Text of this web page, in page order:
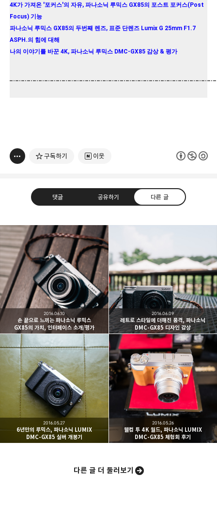
4K가 가져온 '포커스'의 자유, 파나소닉 루믹스 GX85의 포스트 포커스(Post
Focus) 기능
파나소닉 루믹스 GX85의 두번째 렌즈, 표준 단렌즈 Lumix G 25mm F1.7
ASPH.의 힘에 대해
나의 이야기를 바꾼 4K, 파나소닉 루믹스 DMC-GX85 감상 & 평가
구독하기 이웃
댓글 공유하기 다른 글
빛으로 쓴 편지
분야 크리에이터
여행하고 사진을 찍습니다. 생각을 덧붙입니다.
구독하기
구독하기 카카오톡 라인 트위터
카카오스토리 밴드 네이버 블로그
손 끝으로 느끼는 파나소닉 루믹스
GX85의 가치, 인터페이스 소개/평가
2016.06.10
레트로 스타일에 더해진 품격, 파나소닉
DMC-GX85 디자인 감상
2016.06.09
6년만의 루믹스, 파나소닉 LUMIX
DMC-GX85 실버 개봉기
2016.05.27
웰컴 투 4K 월드, 파나소닉 LUMIX
DMC-GX85 체험회 후기
2016.05.26
다른 글 더 둘러보기